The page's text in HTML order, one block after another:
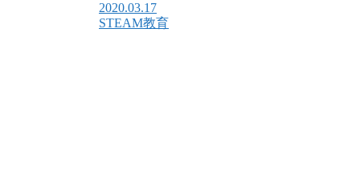
2020.03.17
STEAM教育